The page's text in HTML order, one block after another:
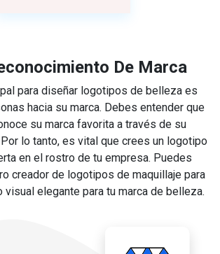
De Marca
para diseñar logotipos de belleza es
hacia su marca. Debes entender que
su marca favorita a través de su
lo tanto, es vital que crees un logotipo
en el rostro de tu empresa. Puedes
creador de logotipos de maquillaje para
visual elegante para tu marca de belleza.